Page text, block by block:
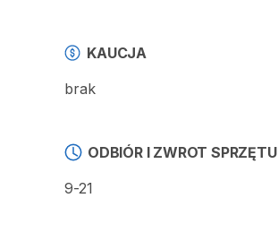
KAUCJA
brak
ODBIÓR I ZWROT SPRZĘTU